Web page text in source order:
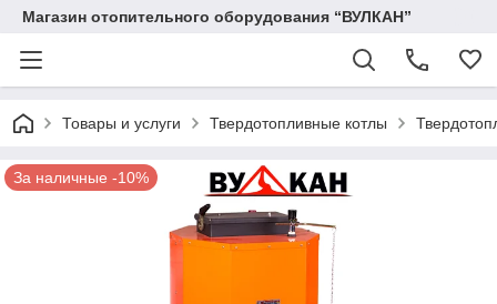
Магазин отопительного оборудования “ВУЛКАН”
Товары и услуги Твердотопливные котлы
За наличные -10%